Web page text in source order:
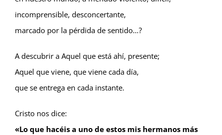
incomprensible, desconcertante,
marcado por la pérdida de sentido…?
A descubrir a Aquel que está ahí, presente;
Aquel que viene, que viene cada día,
que se entrega en cada instante.
Cristo nos dice:
«Lo que hacéis a uno de estos mis hermanos más